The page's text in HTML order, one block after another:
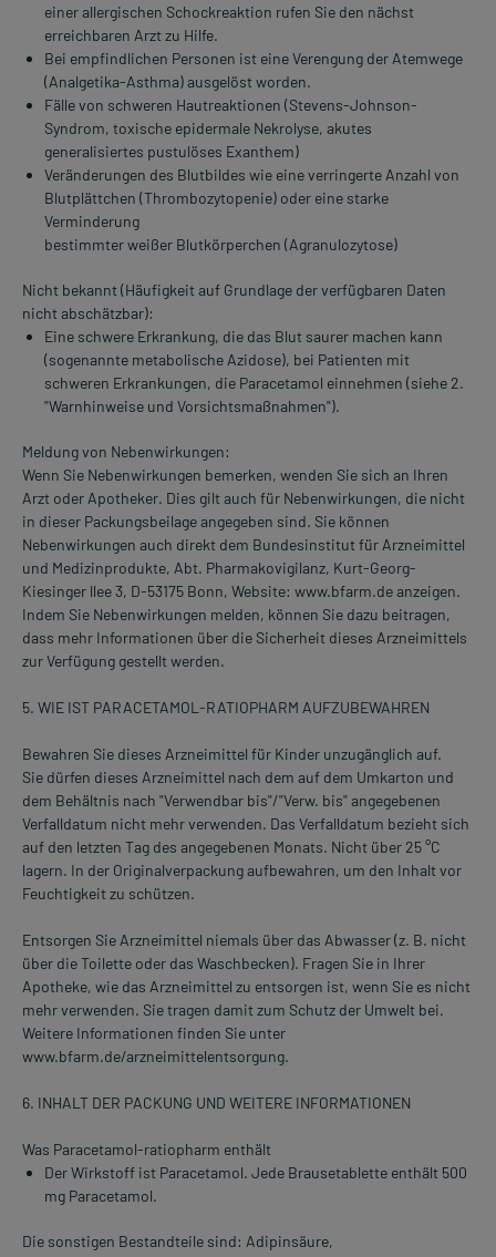
einer allergischen Schockreaktion rufen Sie den nächst
erreichbaren Arzt zu Hilfe.
Bei empfindlichen Personen ist eine Verengung der Atemwege
(Analgetika-Asthma) ausgelöst worden.
Fälle von schweren Hautreaktionen (Stevens-Johnson-
Syndrom, toxische epidermale Nekrolyse, akutes
generalisiertes pustulöses Exanthem)
Veränderungen des Blutbildes wie eine verringerte Anzahl von
Blutplättchen (Thrombozytopenie) oder eine starke
Verminderung
bestimmter weißer Blutkörperchen (Agranulozytose)
Nicht bekannt (Häufigkeit auf Grundlage der verfügbaren Daten
nicht abschätzbar):
Eine schwere Erkrankung, die das Blut saurer machen kann
(sogenannte metabolische Azidose), bei Patienten mit
schweren Erkrankungen, die Paracetamol einnehmen (siehe 2.
"Warnhinweise und Vorsichtsmaßnahmen").
Meldung von Nebenwirkungen:
Wenn Sie Nebenwirkungen bemerken, wenden Sie sich an Ihren
Arzt oder Apotheker. Dies gilt auch für Nebenwirkungen, die nicht
in dieser Packungsbeilage angegeben sind. Sie können
Nebenwirkungen auch direkt dem Bundesinstitut für Arzneimittel
und Medizinprodukte, Abt. Pharmakovigilanz, Kurt-Georg-
Kiesinger llee 3, D-53175 Bonn, Website: www.bfarm.de anzeigen.
Indem Sie Nebenwirkungen melden, können Sie dazu beitragen,
dass mehr Informationen über die Sicherheit dieses Arzneimittels
zur Verfügung gestellt werden.
5. WIE IST PARACETAMOL-RATIOPHARM AUFZUBEWAHREN
Bewahren Sie dieses Arzneimittel für Kinder unzugänglich auf.
Sie dürfen dieses Arzneimittel nach dem auf dem Umkarton und
dem Behältnis nach "Verwendbar bis"/"Verw. bis" angegebenen
Verfalldatum nicht mehr verwenden. Das Verfalldatum bezieht sich
auf den letzten Tag des angegebenen Monats. Nicht über 25 °C
lagern. In der Originalverpackung aufbewahren, um den Inhalt vor
Feuchtigkeit zu schützen.
Entsorgen Sie Arzneimittel niemals über das Abwasser (z. B. nicht
über die Toilette oder das Waschbecken). Fragen Sie in Ihrer
Apotheke, wie das Arzneimittel zu entsorgen ist, wenn Sie es nicht
mehr verwenden. Sie tragen damit zum Schutz der Umwelt bei.
Weitere Informationen finden Sie unter
www.bfarm.de/arzneimittelentsorgung.
6. INHALT DER PACKUNG UND WEITERE INFORMATIONEN
Was Paracetamol-ratiopharm enthält
Der Wirkstoff ist Paracetamol. Jede Brausetablette enthält 500
mg Paracetamol.
Die sonstigen Bestandteile sind: Adipinsäure,